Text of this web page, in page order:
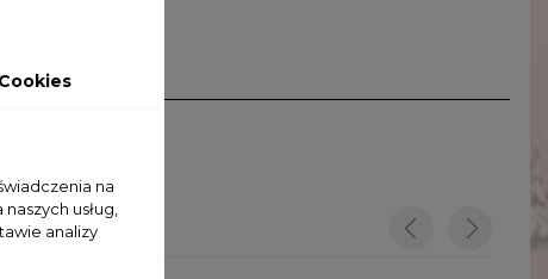
na
usług,
analizy